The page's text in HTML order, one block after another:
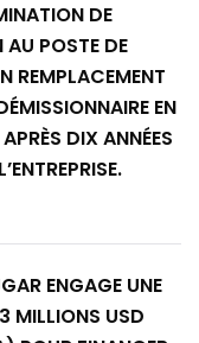
DE
POSTE DE
REMPLACEMENT
EN
DIX ANNÉES
ENGAGE UNE
MILLIONS USD